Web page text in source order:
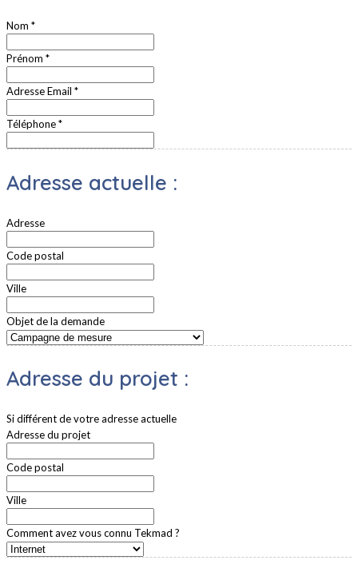
Nom *
Prénom *
Adresse Email *
Téléphone*
Adresse actuelle :
Adresse
Code postal
Ville
Objet de la demande
Adresse du projet :
Si différent de votre adresse actuelle
Adresse du projet
Code postal
Ville
Comment avez vous connu Tekmad ?